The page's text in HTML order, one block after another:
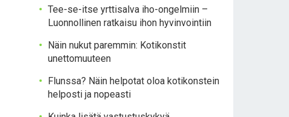
Tee-se-itse yrttisalva iho-ongelmiin –
Luonnollinen ratkaisu ihon hyvinvointiin
Näin nukut paremmin: Kotikonstit
unettomuuteen
Flunssa? Näin helpotat oloa kotikonstein
helposti ja nopeasti